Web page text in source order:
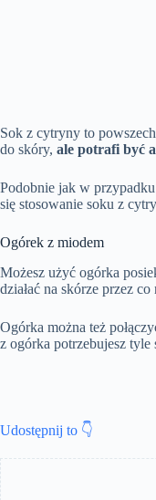
Sok z cytryny to
do skóry, ale potrafi być
Podobnie jak w
się stosowanie soku z
Ogórek z miodem
Możesz użyć ogórka
działać na skórze przez
Ogórka można też
z ogórka potrzebujesz
Udostępnij to 👇